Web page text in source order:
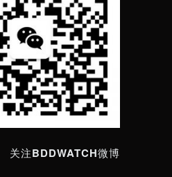
关注BDDWATCH微博